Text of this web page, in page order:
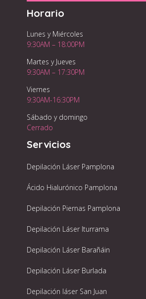
Horario
Lunes y Miércoles
9:30AM – 18:00PM
Martes y Jueves
9:30AM – 17:30PM
Viernes
9:30AM-16:30PM
Sábado y domingo
Cerrado
Servicios
Depilación Láser Pamplona
Ácido Hialurónico Pamplona
Depilación Piernas Pamplona
Depilación Láser Iturrama
Depilación Láser Barañáin
Depilación Láser Burlada
Depilación láser San Juan